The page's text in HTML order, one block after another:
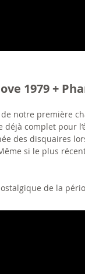
1979 +
notre première
complet pour
des disquaires
si le plus
de la